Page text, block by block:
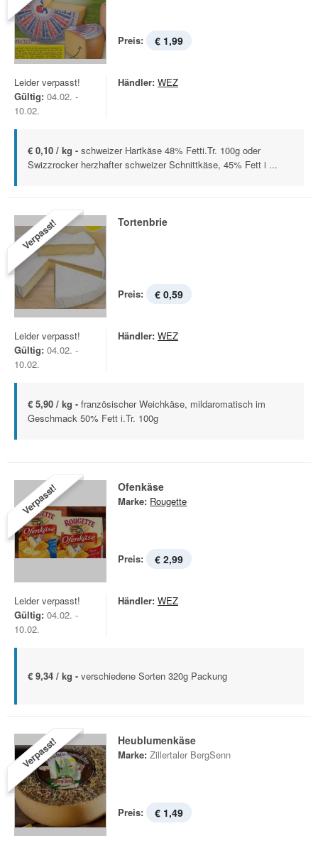
Preis: € 1,99
Leider verpasst!
Gültig: 04.02. -
10.02.
Händler: WEZ
€ 0,10 / kg - schweizer Hartkäse 48% Fetti.Tr. 100g oder
Swizzrocker herzhafter schweizer Schnittkäse, 45% Fett i ...
Verpasst! Tortenbrie
Preis: € 0,59
Leider verpasst!
Gültig: 04.02. -
10.02.
Händler: WEZ
€ 5,90 / kg - französischer Weichkäse, mildaromatisch im
Geschmack 50% Fett i.Tr. 100g
Verpasst! Ofenkäse
Marke: Rougette
Preis: € 2,99
Leider verpasst!
Gültig: 04.02. -
10.02.
Händler: WEZ
€ 9,34 / kg - verschiedene Sorten 320g Packung
Verpasst! Heublumenkäse
Marke: Zillertaler BergSenn
Preis: € 1,49